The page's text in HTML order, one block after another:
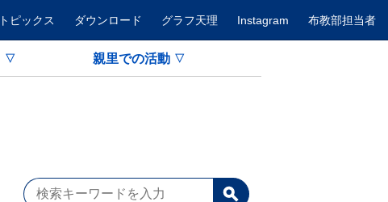
トピックス ダウンロード グラフ天理 Instagram 布教部担当者
親里での活動